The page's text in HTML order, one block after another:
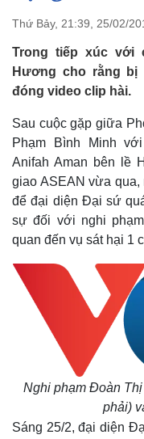
Thứ Bảy, 21:39, 25/02/
Trong tiếp xúc với
Hương cho rằng
đóng video clip hài.
Sau cuộc gặp giữa
Phạm Bình Minh
Anifah Aman bên lề
giao ASEAN vừa qua,
để đại diện Đại sứ
sự đối với nghi
quan đến vụ sát hại 1
Nghi phạm Đoàn
phải)
Sáng 25/2, đại diện